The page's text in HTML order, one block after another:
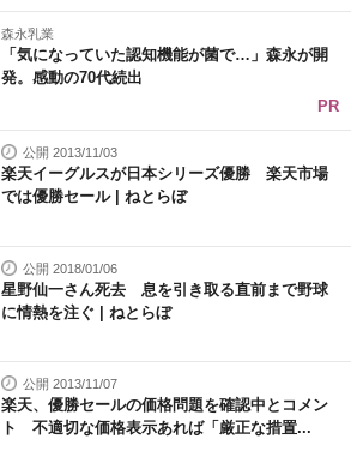
森永乳業
「気になっていた認知機能が菌で…」森永が開
発。感動の70代続出
PR
公開 2013/11/03
楽天イーグルスが日本シリーズ優勝 楽天市場
では優勝セール | ねとらぼ
公開 2018/01/06
星野仙一さん死去 息を引き取る直前まで野球
に情熱を注ぐ | ねとらぼ
公開 2013/11/07
楽天、優勝セールの価格問題を確認中とコメン
ト 不適切な価格表示あれば「厳正な措置...